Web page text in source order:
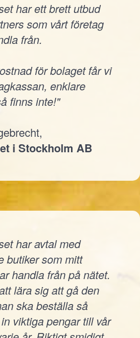
har ett brett utbud
som vårt företag
från.
för bolaget får vi
enklare
finns inte!"
i Stockholm AB
har avtal med
butiker som mitt
handla från på nätet.
lära sig att gå den
ska beställa så
viktiga pengar till vår